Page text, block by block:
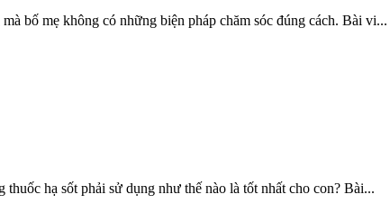
bố mẹ không có những biện pháp chăm sóc đúng cách. Bài vi...
hạ sốt phải sử dụng như thế nào là tốt nhất cho con? Bài...